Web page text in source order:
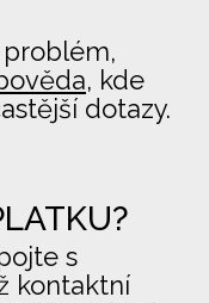
, kde
dotazy.
s
kontaktní